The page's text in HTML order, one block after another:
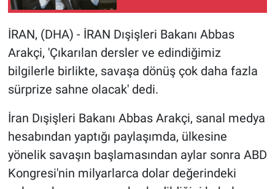
İRAN, (DHA) - İRAN Dışişleri Bakanı Abbas
Arakçi, 'Çıkarılan dersler ve edindiğimiz
bilgilerle birlikte, savaşa dönüş çok daha fazla
sürprize sahne olacak' dedi.
İran Dışişleri Bakanı Abbas Arakçi, sanal medya
hesabından yaptığı paylaşımda, ülkesine
yönelik savaşın başlamasından aylar sonra ABD
Kongresi'nin milyarlarca dolar değerindeki
Gündem Özel
Günün görüntüsü
Haber
İlan
Kimdir
Koronavirüs